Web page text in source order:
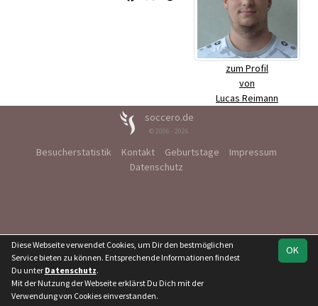
zum Profil
von
Lucas Reimann
soccero.de
© 2006 - 2026
Besucherstatistik Kontakt Geburtstage
Impressum
Datenschutz
OK
Diese Webseite verwendet Cookies, um Dir den bestmöglichen
Service bieten zu können. Entsprechende Informationen findest
Du unter Datenschutz.
Mit der Nutzung der Webseite erklärst Du Dich mit der
Verwendung von Cookies einverstanden.